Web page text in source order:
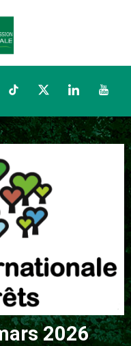
TikTokTwitterLinkedIn
2026